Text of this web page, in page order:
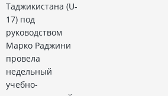
Таджикистана (U-
17) под
руководством
Марко Раджини
провела
недельный
учебно-